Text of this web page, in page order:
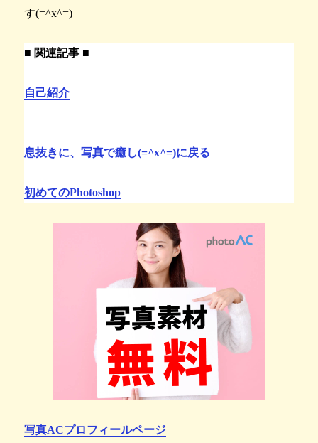
す(=^x^=)
■ 関連記事 ■
自己紹介
息抜きに、写真で癒し(=^x^=)に戻る
初めてのPhotoshop
写真ACプロフィールページ